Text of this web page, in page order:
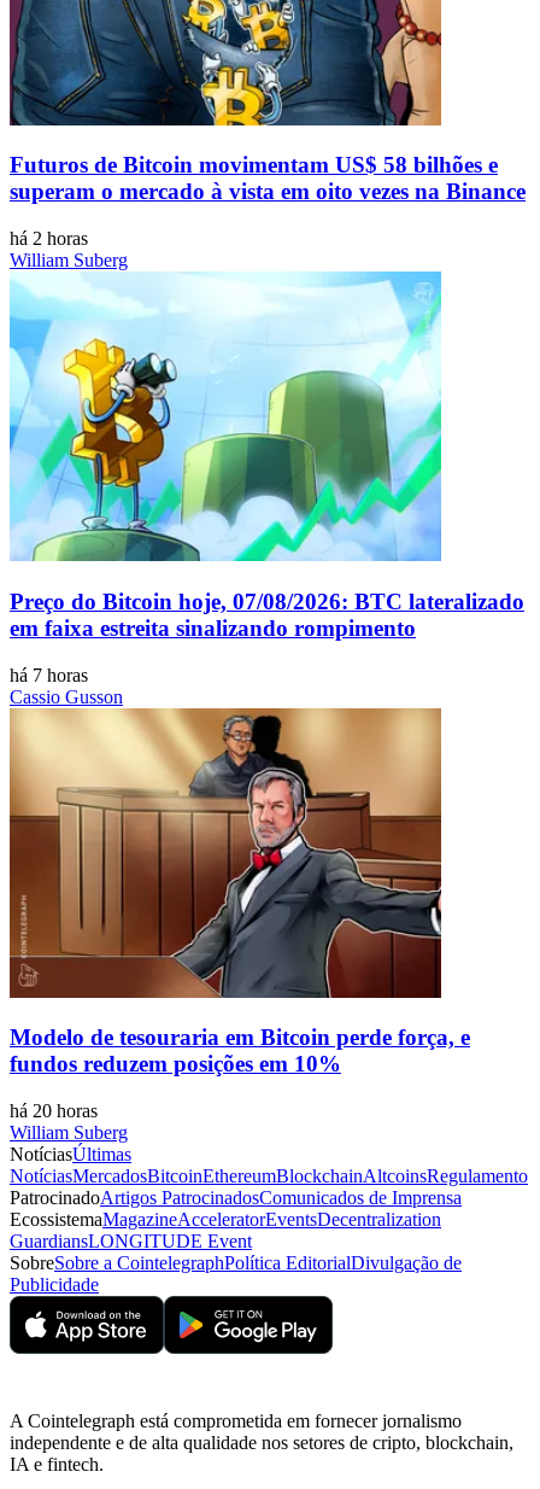
Futuros de Bitcoin movimentam US$ 58 bilhões e
superam o mercado à vista em oito vezes na Binance
há 2 horas
William Suberg
Preço do Bitcoin hoje, 07/08/2026: BTC lateralizado
em faixa estreita sinalizando rompimento
há 7 horas
Cassio Gusson
Modelo de tesouraria em Bitcoin perde força, e
fundos reduzem posições em 10%
há 20 horas
William Suberg
NotíciasÚltimas
NotíciasMercadosBitcoinEthereumBlockchainAltcoinsRegulamento
PatrocinadoArtigos PatrocinadosComunicados de Imprensa
EcossistemaMagazineAcceleratorEventsDecentralization
GuardiansLONGITUDE Event
SobreSobre a CointelegraphPolítica EditorialDivulgação de
Publicidade
A Cointelegraph está comprometida em fornecer jornalismo
independente e de alta qualidade nos setores de cripto, blockchain,
IA e fintech.